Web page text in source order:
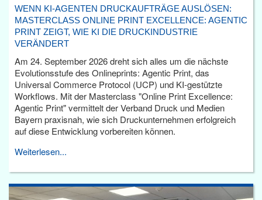
WENN KI-AGENTEN DRUCKAUFTRÄGE AUSLÖSEN:
MASTERCLASS ONLINE PRINT EXCELLENCE: AGENTIC
PRINT ZEIGT, WIE KI DIE DRUCKINDUSTRIE
VERÄNDERT
Am 24. September 2026 dreht sich alles um die nächste
Evolutionsstufe des Onlineprints: Agentic Print, das
Universal Commerce Protocol (UCP) und KI-gestützte
Workflows. Mit der Masterclass "Online Print Excellence:
Agentic Print" vermittelt der Verband Druck und Medien
Bayern praxisnah, wie sich Druckunternehmen erfolgreich
auf diese Entwicklung vorbereiten können.
Weiterlesen...